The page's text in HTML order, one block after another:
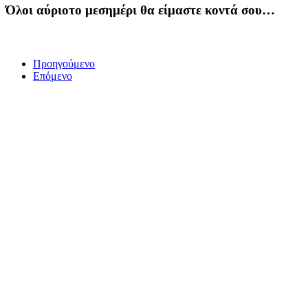
Όλοι αύριοτο μεσημέρι θα είμαστε κοντά σου…
Προηγούμενο
Επόμενο